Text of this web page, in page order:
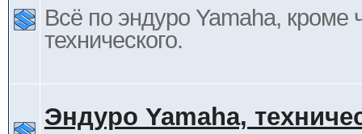
Всё по эндуро Yamaha, кроме
технического.
Эндуро Yamaha,